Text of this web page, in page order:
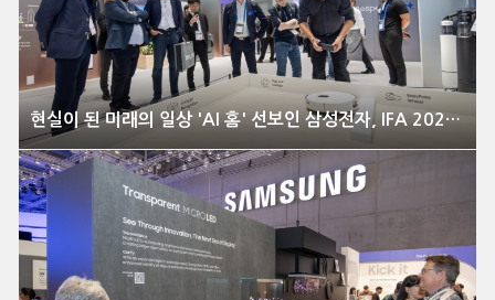
현실이 된 미래의 일상 'AI 홈' 선보인 삼성전자, IFA 2025 이모저모